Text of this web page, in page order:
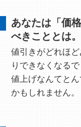
あなたは「価
べきこととは。
値引きがどれほ
りできなくなるで
値上げなんてと
かもしれません。